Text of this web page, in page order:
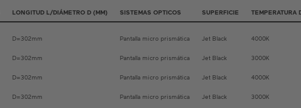
LONGITUD L/DIÁMETRO D (MM) SISTEMAS OPTICOS SUPERFICIE TEMPERATURA
D=302mm Pantalla micro prismática Jet Black 4000K
D=302mm Pantalla micro prismática Jet Black 3000K
D=302mm Pantalla micro prismática Jet Black 4000K
D=302mm Pantalla micro prismática Jet Black 3000K